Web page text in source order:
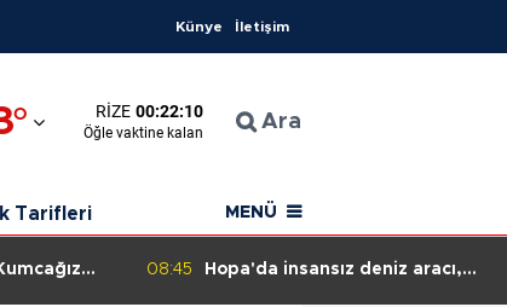
Künye İletişim
° RIZE 00:22:09
Öğle vaktine kalan Ara
Tarifleri MENÜ
08:45
Hopa'da insansız deniz aracı,